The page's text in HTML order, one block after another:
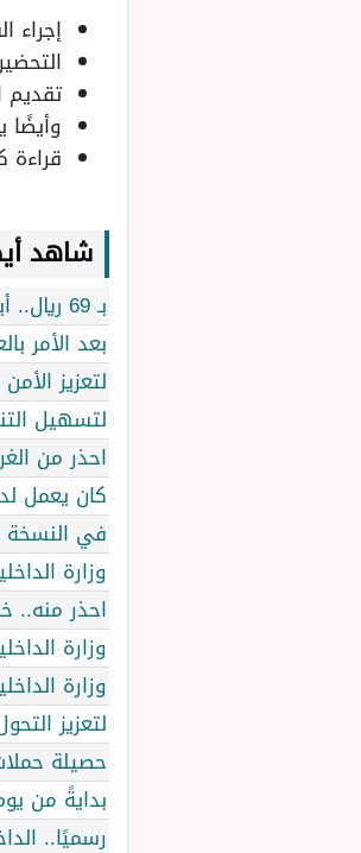
إجراء
تقديم
وأيضًا
قراءة
شاهد
بـ 69 ريال.. أبشر تعلن إمكانية تمكين المقيمين من تحديث معلومات الجوازات بشكل آلي
بعد الأمر
لتعزيز
لتسهيل
احذر من
كان يعمل
في النسخة
وزارة
احذر منه..
وزارة
وزارة
لتعزيز التحول الرقمي..
حصيلة حملات ضبط المخالفين..
بدايةً من
رسميًا..